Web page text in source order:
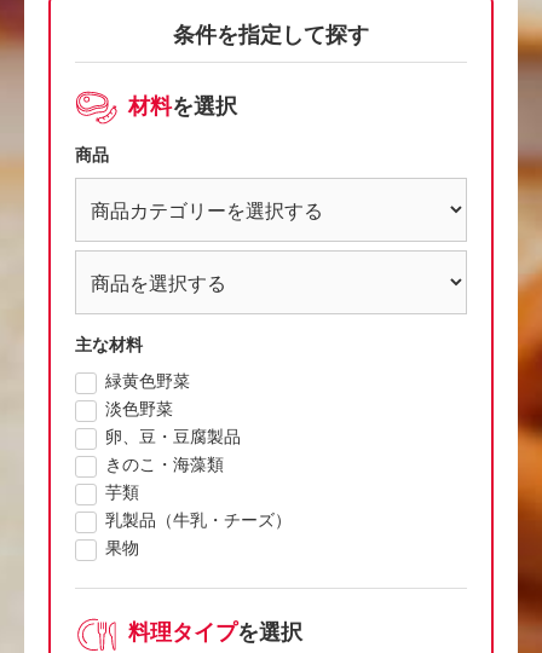
条件を指定して探す
材料を選択
商品
主な材料
緑黄色野菜
淡色野菜
卵、豆・豆腐製品
きのこ・海藻類
芋類
乳製品（牛乳・チーズ）
果物
料理タイプを選択